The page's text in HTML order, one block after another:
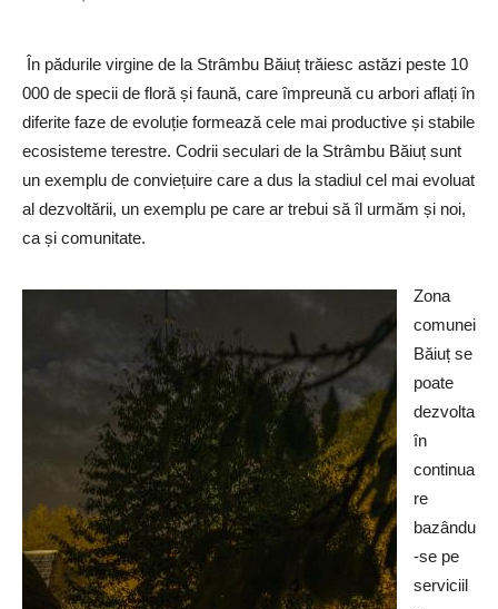
În pădurile virgine de la Strâmbu Băiuț trăiesc astăzi peste 10
000 de specii de floră și faună, care împreună cu arbori aflați în
diferite faze de evoluție formează cele mai productive și stabile
ecosisteme terestre. Codrii seculari de la Strâmbu Băiuț sunt
un exemplu de conviețuire care a dus la stadiul cel mai evoluat
al dezvoltării, un exemplu pe care ar trebui să îl urmăm și noi,
ca și comunitate.
Zona
comunei
Băiuț se
poate
dezvolta
în
continua
re
bazându
-se pe
serviciil